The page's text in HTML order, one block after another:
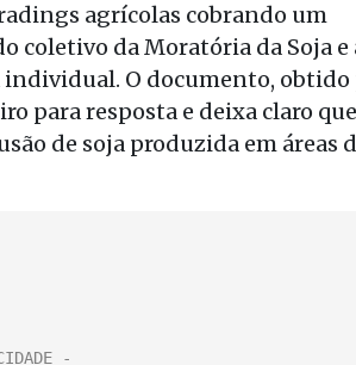
agrícolas cobrando um
coletivo da Moratória da Soja e
individual. O documento, obtido
para resposta e deixa claro
de soja produzida em áreas